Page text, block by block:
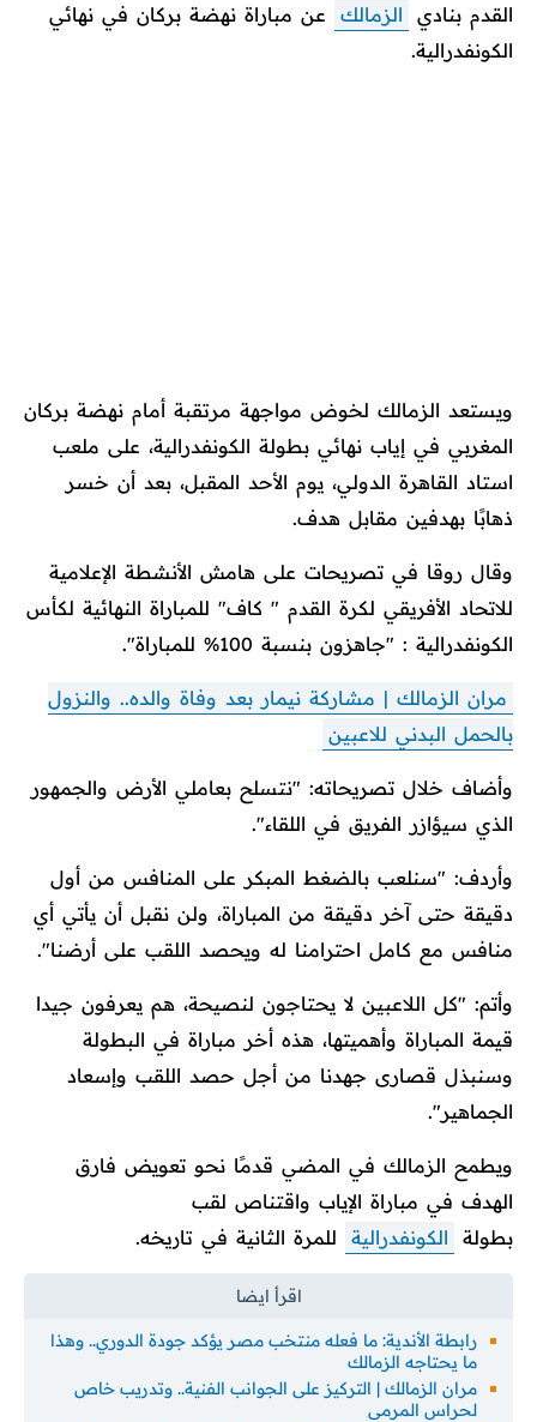
القدم بنادي
الزمالك
عن مباراة نهضة بركان في نهائي
الكونفدرالية.
ويستعد الزمالك لخوض مواجهة مرتقبة أمام نهضة بركان
المغربي في إياب نهائي بطولة الكونفدرالية، على ملعب
استاد القاهرة الدولي، يوم الأحد المقبل، بعد أن خسر
ذهابًا بهدفين مقابل هدف.
وقال روقا في تصريحات على هامش الأنشطة الإعلامية
للاتحاد الأفريقي لكرة القدم " كاف" للمباراة النهائية لكأس
الكونفدرالية : "جاهزون بنسبة 100% للمباراة".
مران الزمالك | مشاركة نيمار بعد وفاة والده.. والنزول
بالحمل البدني للاعبين
وأضاف خلال تصريحاته: "نتسلح بعاملي الأرض والجمهور
الذي سيؤازر الفريق في اللقاء".
وأردف: "سنلعب بالضغط المبكر على المنافس من أول
دقيقة حتى آخر دقيقة من المباراة، ولن نقبل أن يأتي أي
منافس مع كامل احترامنا له ويحصد اللقب على أرضنا".
وأتم: "كل اللاعبين لا يحتاجون لنصيحة، هم يعرفون جيدا
قيمة المباراة وأهميتها، هذه أخر مباراة في البطولة
وسنبذل قصارى جهدنا من أجل حصد اللقب وإسعاد
الجماهير".
ويطمح الزمالك في المضي قدمًا نحو تعويض فارق
الهدف في مباراة الإياب واقتناص لقب
بطولة
الكونفدرالية للمرة الثانية في تاريخه.
رابطة الأندية: ما فعله منتخب مصر يؤكد جودة الدوري.. وهذا
ما يحتاجه الزمالك
مران الزمالك | التركيز على الجوانب الفنية.. وتدريب خاص
لحراس المرمى